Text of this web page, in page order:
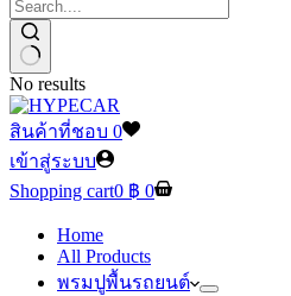
No results
สินค้าที่ชอบ 0
เข้าสู่ระบบ
Shopping cart0 ฿ 0
Home
All Products
พรมปูพื้นรถยนต์